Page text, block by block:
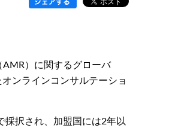
）に関するグローバ
ンラインコンサルテーショ
採択され、加盟国には2年以